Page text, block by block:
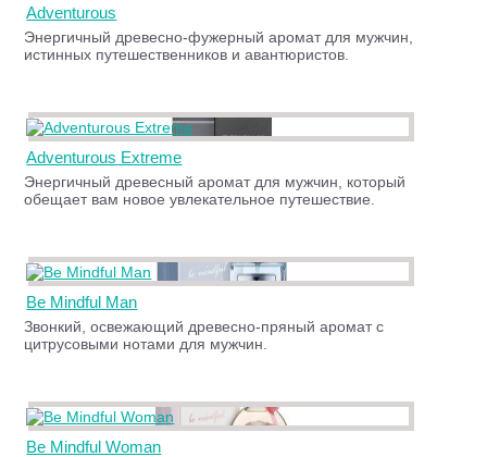
Adventurous
Энергичный древесно-фужерный аромат для мужчин,
истинных путешественников и авантюристов.
Adventurous Extreme
Энергичный древесный аромат для мужчин, который
обещает вам новое увлекательное путешествие.
Be Mindful Man
Звонкий, освежающий древесно-пряный аромат с
цитрусовыми нотами для мужчин.
Be Mindful Woman